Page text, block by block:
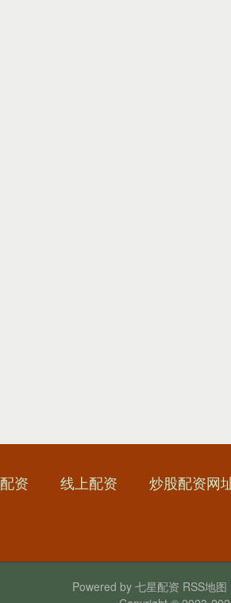
资 线上配资 炒股配资网
Powered by 七星配资 RSS地图